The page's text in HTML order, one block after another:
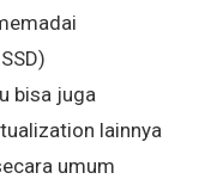
bisa juga
lainnya
umum